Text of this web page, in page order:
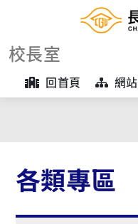
校長室
回首頁 網
各類專區